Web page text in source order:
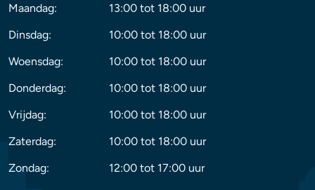
Maandag:
13:00 tot 18:00 uur
Dinsdag:
10:00 tot 18:00 uur
Woensdag:
10:00 tot 18:00 uur
Donderdag:
10:00 tot 18:00 uur
Vrijdag:
10:00 tot 18:00 uur
Zaterdag:
10:00 tot 18:00 uur
Zondag:
12:00 tot 17:00 uur